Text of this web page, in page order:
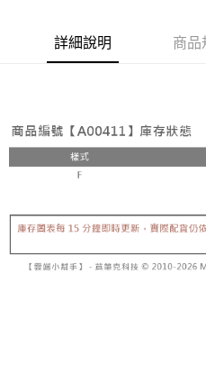
【注意事項】
１．透過由恩沛科技股份有限公司提
https://aftee.tw/terms/#terms3
３．未成年的使用者請事先徵得法定
「AFTEE先享後付」，若未經同意申
４．使用「AFTEE先享後付」時，將
時審查核予不同之上限額度；若仍有
請求用戶進行身份認證。
恩沛科技股份有限公司將有權停止該
離島宅配詳細說明 商品